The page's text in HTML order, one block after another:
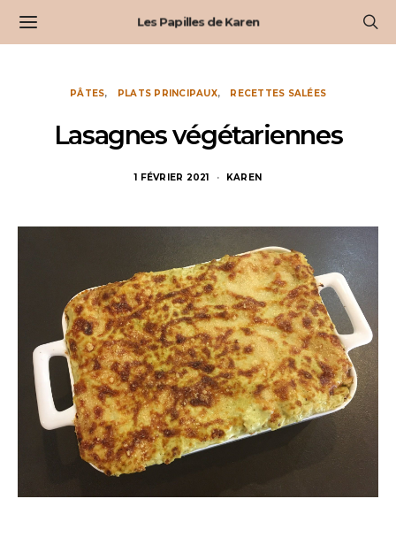
Les Papilles de Karen
PÂTES PLATS PRINCIPAUX RECETTES SALÉES
Lasagnes végétariennes
1 FÉVRIER 2021 KAREN